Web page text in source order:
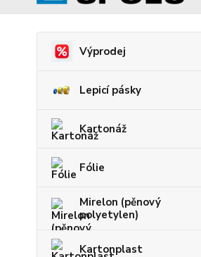
Výprodej
Lepicí pásky
Kartonáž
Fólie
Mirelon (pěnový
polyetylen)
Kartonplast